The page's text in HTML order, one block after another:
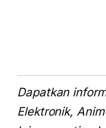
Dapatkan
Elektronik,